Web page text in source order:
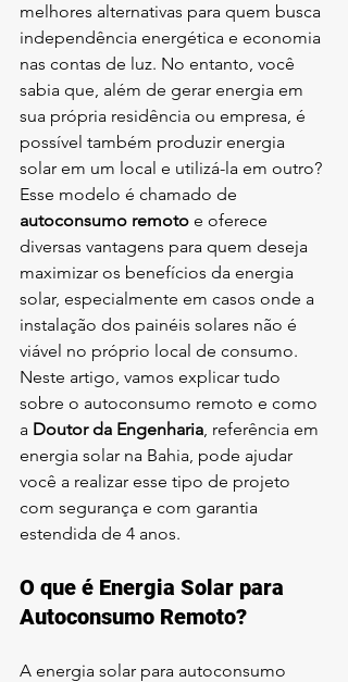
melhores alternativas para quem busca
independência energética e economia
nas contas de luz. No entanto, você
sabia que, além de gerar energia em
sua própria residência ou empresa, é
possível também produzir energia
solar em um local e utilizá-la em outro?
Esse modelo é chamado de
autoconsumo remoto e oferece
diversas vantagens para quem deseja
maximizar os benefícios da energia
solar, especialmente em casos onde a
instalação dos painéis solares não é
viável no próprio local de consumo.
Neste artigo, vamos explicar tudo
sobre o autoconsumo remoto e como
a Doutor da Engenharia, referência em
energia solar na Bahia, pode ajudar
você a realizar esse tipo de projeto
com segurança e com garantia
estendida de 4 anos.
O que é Energia Solar para
Autoconsumo Remoto?
A energia solar para autoconsumo